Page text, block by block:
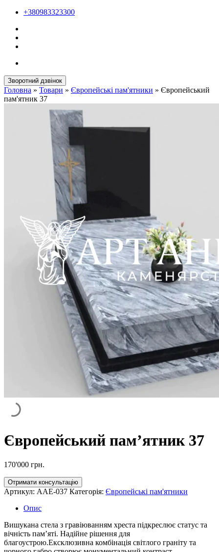
+380983323300
Зворотний дзвінок
Головна » Товари » Європейські пам'ятники » Європейський
пам'ятник 37
Європейський пам’ятник 37
170'000 грн.
Отримати консультацію
Артикул: AAE-037 Категорія: Європейські пам'ятники
Опис
Вишукана стела з гравіюванням хреста підкреслює статус та
вічність пам’яті. Надійне рішення для
благоустрою.Ексклюзивна комбінація світлого граніту та